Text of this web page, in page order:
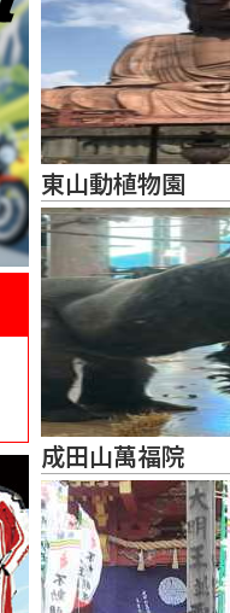
東山動植物園
成田山萬福院